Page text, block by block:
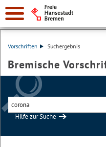
Vorschriften Suchergebnis
Bremische
Hilfe zur Suche